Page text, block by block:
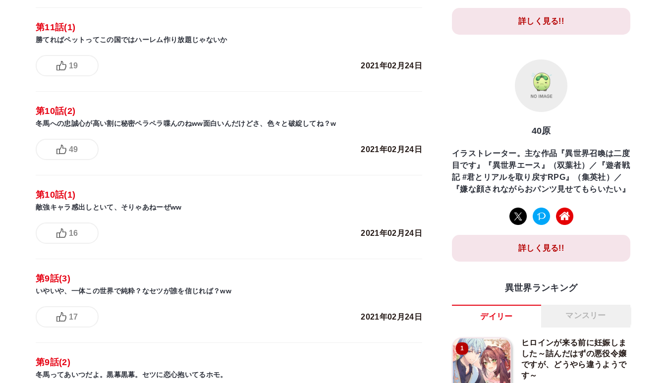
第11話(1)
勝てればペットってこの国ではハーレム作り放題じゃないか
19 2021年02月24日
第10話(2)
冬馬への忠誠心が高い割に秘密ペラペラ喋んのねww面白いんだけどさ、色々と破綻してね？w
49 2021年02月24日
第10話(1)
敵強キャラ感出しといて、そりゃあねーぜww
16 2021年02月24日
第9話(3)
いやいや、一体この世界で純粋？なセツが誰を信じれば？ww
17 2021年02月24日
第9話(2)
冬馬ってあいつだよ。黒幕黒幕。セツに恋心抱いてるホモ。
詳しく見る!!
40原
イラストレーター。主な作品『異世界召喚は二度
目です』『異世界エース』（双葉社）／『遊者戦
記 #君とリアルを取り戻すRPG』（集英社）／
『嫌な顔されながらおパンツ見せてもらいたい』
詳しく見る!!
異世界ランキング
デイリー マンスリー
1
ヒロインが来る前に妊娠しま
した～詰んだはずの悪役令嬢
ですが、どうやら違うようで
す～